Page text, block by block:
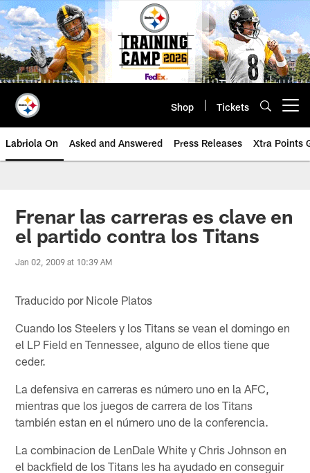
Skip
to
main
content
Shop Tickets
Labriola On Asked and Answered Press Releases Xtra Points
Frenar las carreras es clave en
el partido contra los Titans
Jan 02, 2009 at 10:39 AM
Traducido por Nicole Platos
Cuando los Steelers y los Titans se vean el domingo en
el LP Field en Tennessee, alguno de ellos tiene que
ceder.
La defensiva en carreras es número uno en la AFC,
mientras que los juegos de carrera de los Titans
también estan en el número uno de la conferencia.
La combinacion de LenDale White y Chris Johnson en
el backfield de los Titans les ha ayudado en conseguir